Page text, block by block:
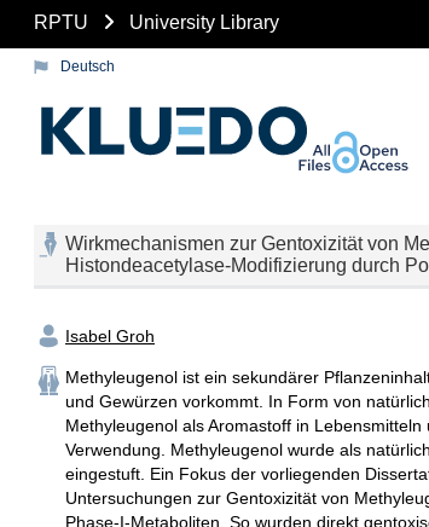
RPTU University Library
Deutsch
Wirkmechanismen zur Gentoxizität von
Histondeacetylase-Modifizierung durch
Isabel Groh
Methyleugenol ist ein sekundärer
und Gewürzen vorkommt. In Form von
Methyleugenol als Aromastoff in
Verwendung. Methyleugenol wurde als
eingestuft. Ein Fokus der vorliegenden
Untersuchungen zur Gentoxizität von
Phase-I-Metaboliten. So wurden direkt